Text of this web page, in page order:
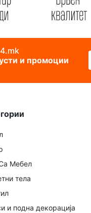
и промоции
Мебел
тела
и подна декорација